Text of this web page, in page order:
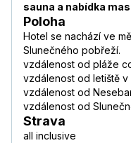
sauna a nabídka
Poloha
Hotel se nachází ve
Slunečného pobřeží.
vzdálenost od pláže
vzdálenost od letiště v
vzdálenost od
vzdálenost od
Strava
all inclusive